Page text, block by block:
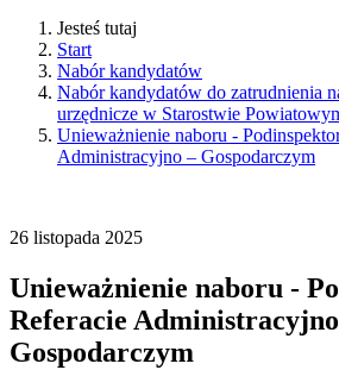
Jesteś tutaj
Start
Nabór kandydatów
Nabór kandydatów do zatrudnienia
urzędnicze w Starostwie
Unieważnienie naboru -
Administracyjno – Gospodarczym
26 listopada 2025
Unieważnienie naboru -
Referacie
Gospodarczym